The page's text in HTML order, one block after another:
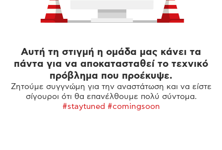
Αυτή τη στιγμή η ομάδα μας κάνει τα
πάντα για να αποκατασταθεί το τεχνικό
πρόβλημα που προέκυψε.
Ζητούμε συγγνώμη για την αναστάτωση και να είστε
σίγουροι ότι θα επανέλθουμε πολύ σύντομα.
#staytuned #comingsoon